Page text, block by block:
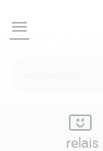
menu
relais